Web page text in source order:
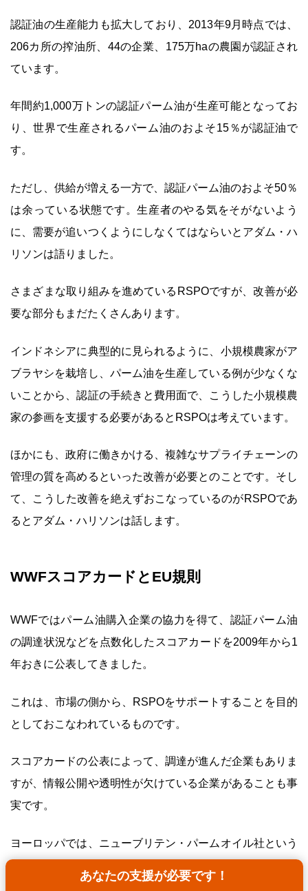
あなたの支援が必要です！
認証油の生産能力も拡大しており、2013年9月時点では、
206カ所の搾油所、44の企業、175万haの農園が認証され
ています。
年間約1,000万トンの認証パーム油が生産可能となってお
り、世界で生産されるパーム油のおよそ15％が認証油で
す。
ただし、供給が増える一方で、認証パーム油のおよそ50％
は余っている状態です。生産者のやる気をそがないよう
に、需要が追いつくようにしなくてはならいとアダム・ハ
リソンは語りました。
さまざまな取り組みを進めているRSPOですが、改善が必
要な部分もまだたくさんあります。
インドネシアに典型的に見られるように、小規模農家がア
ブラヤシを栽培し、パーム油を生産している例が少なくな
いことから、認証の手続きと費用面で、こうした小規模農
家の参画を支援する必要があるとRSPOは考えています。
ほかにも、政府に働きかける、複雑なサプライチェーンの
管理の質を高めるといった改善が必要とのことです。そし
て、こうした改善を絶えずおこなっているのがRSPOであ
るとアダム・ハリソンは話します。
WWFスコアカードとEU規則
WWFではパーム油購入企業の協力を得て、認証パーム油
の調達状況などを点数化したスコアカードを2009年から1
年おきに公表してきました。
これは、市場の側から、RSPOをサポートすることを目的
としておこなわれているものです。
スコアカードの公表によって、調達が進んだ企業もありま
すが、情報公開や透明性が欠けている企業があることも事
実です。
ヨーロッパでは、ニューブリテン・パームオイル社という